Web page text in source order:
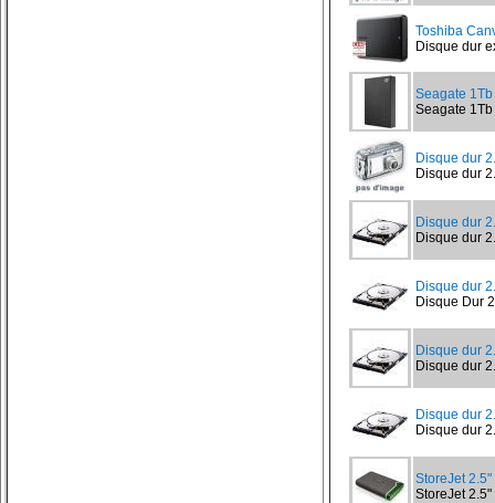
Toshiba
Disque dur
Seagate
Seagate
Disque dur
Disque dur
Disque dur
Disque dur
Disque dur
Disque Dur
Disque dur
Disque dur
Disque dur
Disque dur
StoreJet
StoreJet